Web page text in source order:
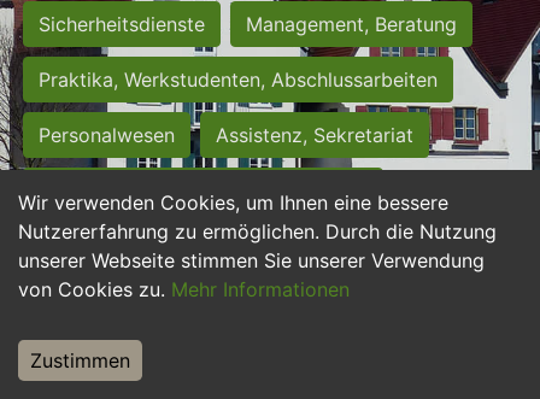
Wir verwenden Cookies, um Ihnen eine bessere
Nutzererfahrung zu ermöglichen. Durch die Nutzung
unserer Webseite stimmen Sie unserer Verwendung
von Cookies zu. Mehr Informationen
Zustimmen
Sicherheitsdienste Management, Beratung
Praktika, Werkstudenten, Abschlussarbeiten
Personalwesen Assistenz, Sekretariat
Hilfskräfte, Aushilfs- und Nebenjobs
Einkauf, Logistik, Materialwirtschaft
Weiterbildung, Studium, duale Ausbildung
Tourismus